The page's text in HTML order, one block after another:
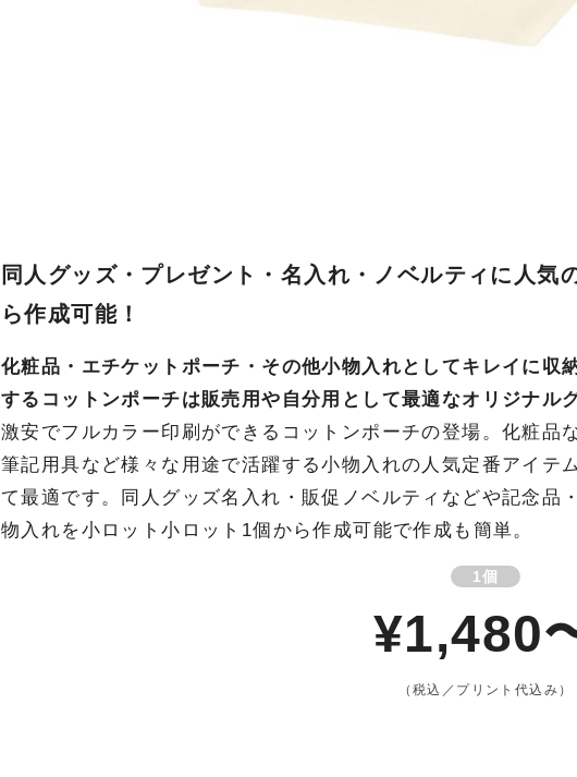
同人グッズ・プレゼント・名入れ・ノベルティに人気
ら作成可能！
化粧品・エチケットポーチ・その他小物入れとしてキレイに収
するコットンポーチは販売用や自分用として最適なオリジナル
激安でフルカラー印刷ができるコットンポーチの登場。化粧品
筆記用具など様々な用途で活躍する小物入れの人気定番アイテ
て最適です。同人グッズ名入れ・販促ノベルティなどや記念品
物入れを小ロット小ロット1個から作成可能で作成も簡単。
1個
¥1,480
（税込／プリント代込み）